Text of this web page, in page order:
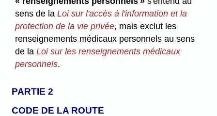
sens de laLoi sur l'accès à l'information et la
protection de la vie privée, mais exclut les
renseignements médicaux personnels au sens
de laLoi sur les renseignements médicaux
personnels.
PARTIE 2
CODE DE LA ROUTE